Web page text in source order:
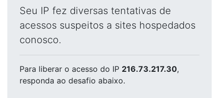
Seu IP fez diversas tentativas de
acessos suspeitos a sites hospedados
conosco.
Para liberar o acesso do IP 216.73.217.30,
responda ao desafio abaixo.